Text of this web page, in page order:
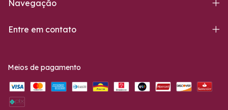
Navegação
Entre em contato
Meios de pagamento